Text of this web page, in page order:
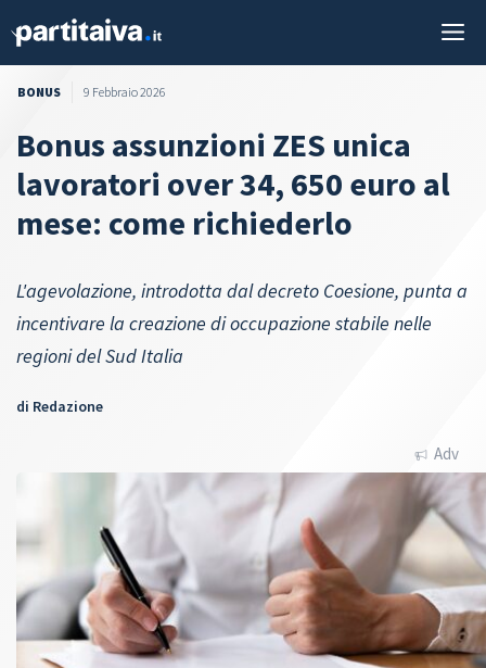
BONUS 9 Febbraio 2026
Bonus assunzioni ZES unica
lavoratori over 34, 650 euro al
mese: come richiederlo
L'agevolazione, introdotta dal decreto Coesione, punta a
incentivare la creazione di occupazione stabile nelle
regioni del Sud Italia
di Redazione
Adv